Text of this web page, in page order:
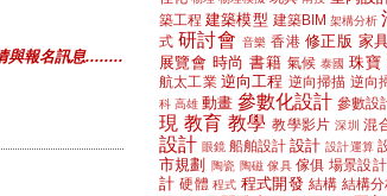
與報名訊息........
築工程 建築模型 建築BIM 架構分析
式 研討會 音樂 香港 修正版 家
展覽會 時尚 書籍 氣候 泰國 珠寶
航太工業 逆向工程 逆向掃描 逆向
科 高雄 動畫 參數化設計 參數設
現 教育 教學 教學影片 深圳 混
設計 眼鏡 船舶設計 設計 設計運算
市規劃
陶瓷 陶磁 傢具 傢俱 場景設計
計 硬體 程式 程式開發 結構 結構分